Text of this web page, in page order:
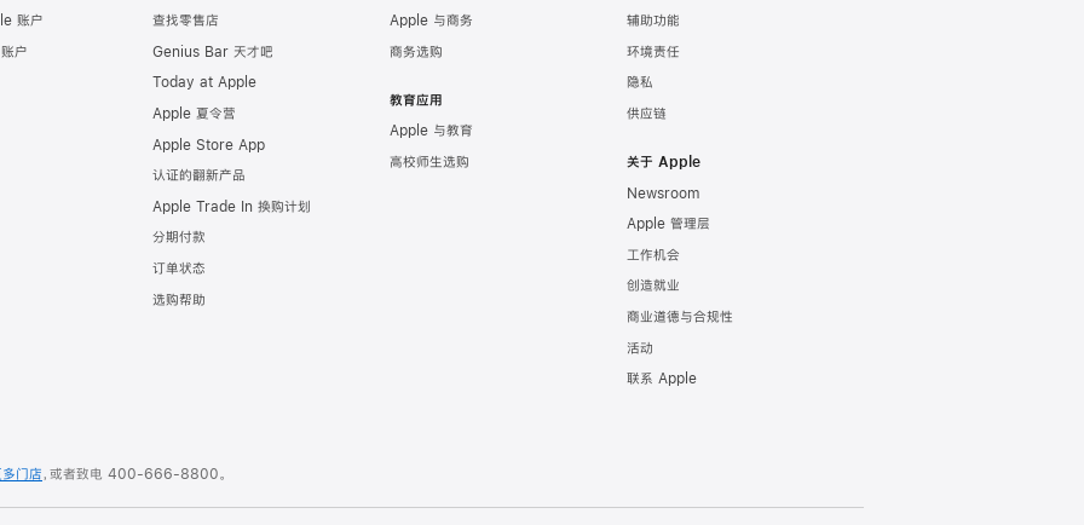
账户
户
查找零售店
Genius Bar 天才吧
Today at Apple
Apple 夏令营
Apple Store App
认证的翻新产品
Apple Trade In 换购计划
分期付款
订单状态
选购帮助
Apple 与商务
商务选购
教育应用
Apple 与教育
高校师生选购
辅助功能
环境责任
隐私
供应链
关于 Apple
Newsroom
Apple 管理层
工作机会
创造就业
商业道德与合规性
活动
联系 Apple
多门店，或者致电 400-666-8800。